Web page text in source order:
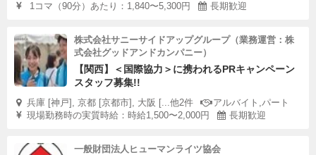
1コマ（90分）あたり：1,840〜5,300円
長期歓迎
株式会社サニーサイドアップグループ（業務運営：株
式会社グッドアンドカンパニー）
【関西】＜国際協力＞に携われるPRキャンペーン
スタッフ募集!!
兵庫 [神戸], 京都 [京都市], 大阪 [...他2件
アルバイト,パート
現場勤務時の実質時給：時給1,500〜2,000円
長期歓迎
一般財団法人ヒューマンライツ協会